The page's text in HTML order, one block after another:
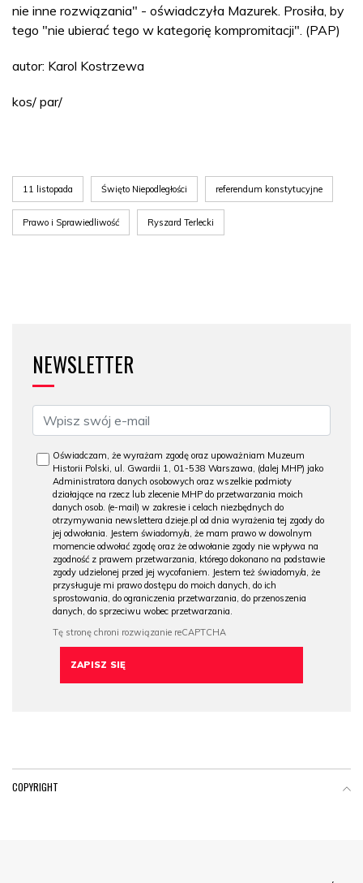
nie inne rozwiązania" - oświadczyła Mazurek. Prosiła, by
tego "nie ubierać tego w kategorię kompromitacji". (PAP)
autor: Karol Kostrzewa
kos/ par/
11 listopada Święto Niepodległości referendum konstytucyjne
Prawo i Sprawiedliwość Ryszard Terlecki
NEWSLETTER
Oświadczam, że wyrażam zgodę oraz upoważniam Muzeum
Historii Polski, ul. Gwardii 1, 01-538 Warszawa, (dalej MHP) jako
Administratora danych osobowych oraz wszelkie podmioty
działające na rzecz lub zlecenie MHP do przetwarzania moich
danych osob. (e-mail) w zakresie i celach niezbędnych do
otrzymywania newslettera dzieje.pl od dnia wyrażenia tej zgody do
jej odwołania. Jestem świadomy/a, że mam prawo w dowolnym
momencie odwołać zgodę oraz że odwołanie zgody nie wpływa na
zgodność z prawem przetwarzania, którego dokonano na podstawie
zgody udzielonej przed jej wycofaniem. Jestem też świadomy/a, że
przysługuje mi prawo dostępu do moich danych, do ich
sprostowania, do ograniczenia przetwarzania, do przenoszenia
danych, do sprzeciwu wobec przetwarzania.
COPYRIGHT